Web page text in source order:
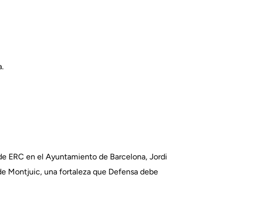
ERC en el Ayuntamiento de Barcelona, Jordi
Montjuic, una fortaleza que Defensa debe